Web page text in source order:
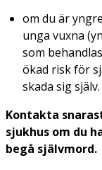
om du är
unga vuxna
som
ökad risk för
skada sig själv.
Kontakta
sjukhus om du
begå självmord.